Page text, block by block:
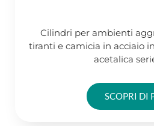
Cilindri per ambienti
tiranti e camicia in acciaio
acetalica
SCOPRI DI